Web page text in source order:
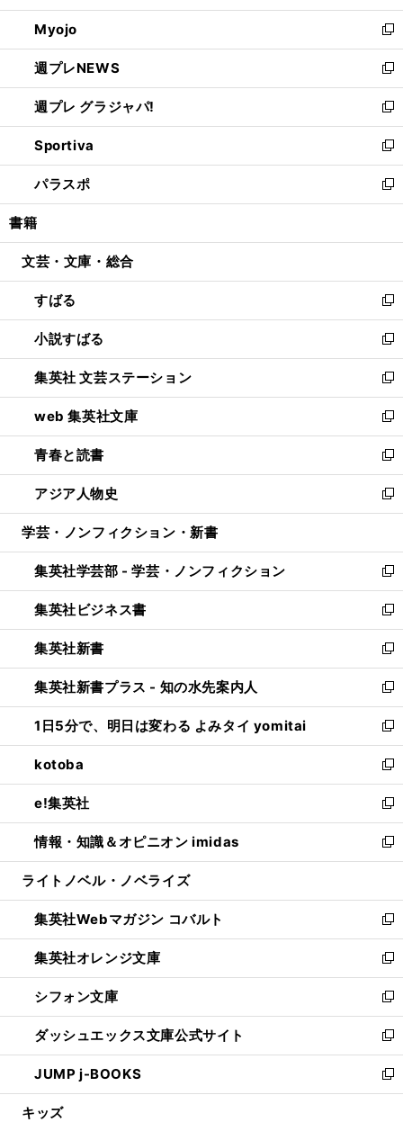
開
く
ウ
で
開
く
ン
ド
ウ
で
開
く
ウ
ィ
ン
ド
ウ
で
開
く
Myojo
新
し
い
ウ
ィ
ン
ド
ウ
で
開
週プレNEWS
新
し
い
ウ
ィ
ン
ド
ウ
開
週プレ グラジャパ!
新
し
い
ウ
ィ
ン
ウ
開
く
Sportiva
新
し
い
ウ
ン
ウ
で
開
く
パラスポ
新
し
ウ
ン
ド
ウ
で
開
く
書籍
文芸・文庫・総合
すばる
新
し
い
ウ
ィ
ン
ド
ウ
で
開
く
小説すばる
新
し
い
ウ
ィ
ン
ド
ウ
で
開
集英社 文芸ステーション
新
し
い
ウ
ィ
ン
ド
ウ
開
く
web 集英社文庫
新
し
い
ウ
ィ
ン
ウ
で
開
く
青春と読書
新
し
い
ウ
ン
ド
ウ
で
開
く
アジア人物史
新
し
ウ
ィ
ン
ド
ウ
で
開
く
学芸・ノンフィクション・新書
集英社学芸部 - 学芸・ノンフィクション
新
し
い
ウ
ィ
ン
ド
ウ
で
開
く
集英社ビジネス書
新
し
い
ウ
ィ
ン
ド
ウ
で
開
く
集英社新書
新
し
い
ウ
ィ
ン
ド
ウ
で
開
く
集英社新書プラス - 知の水先案内人
新
し
い
ウ
ィ
ン
ド
ウ
で
開
1日5分で、明日は変わる よみタイ yomitai
新
し
い
ウ
ィ
ン
ド
ウ
開
く
kotoba
新
し
い
ウ
ィ
ン
ウ
で
開
く
e!集英社
新
し
い
ウ
ン
ド
ウ
で
開
く
情報・知識＆オピニオン imidas
新
し
ウ
ィ
ン
ド
ウ
で
開
く
ライトノベル・ノベライズ
集英社Webマガジン コバルト
新
し
い
ウ
ィ
ン
ド
ウ
で
開
集英社オレンジ文庫
新
し
い
ウ
ィ
ン
ド
ウ
シフォン文庫
新
し
い
ウ
ィ
ン
ダッシュエックス文庫公式サイト
新
し
い
ウ
JUMP j-BOOKS
新
し
キッズ